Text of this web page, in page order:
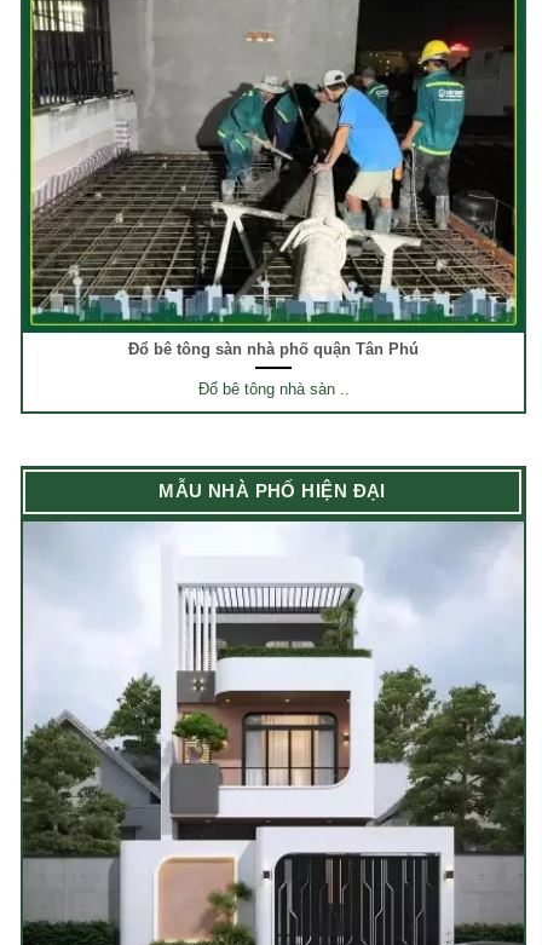
Đổ bê tông sàn nhà phố quận Tân Phú
Đổ bê tông nhà sàn ..
MẪU NHÀ PHỐ HIỆN ĐẠI